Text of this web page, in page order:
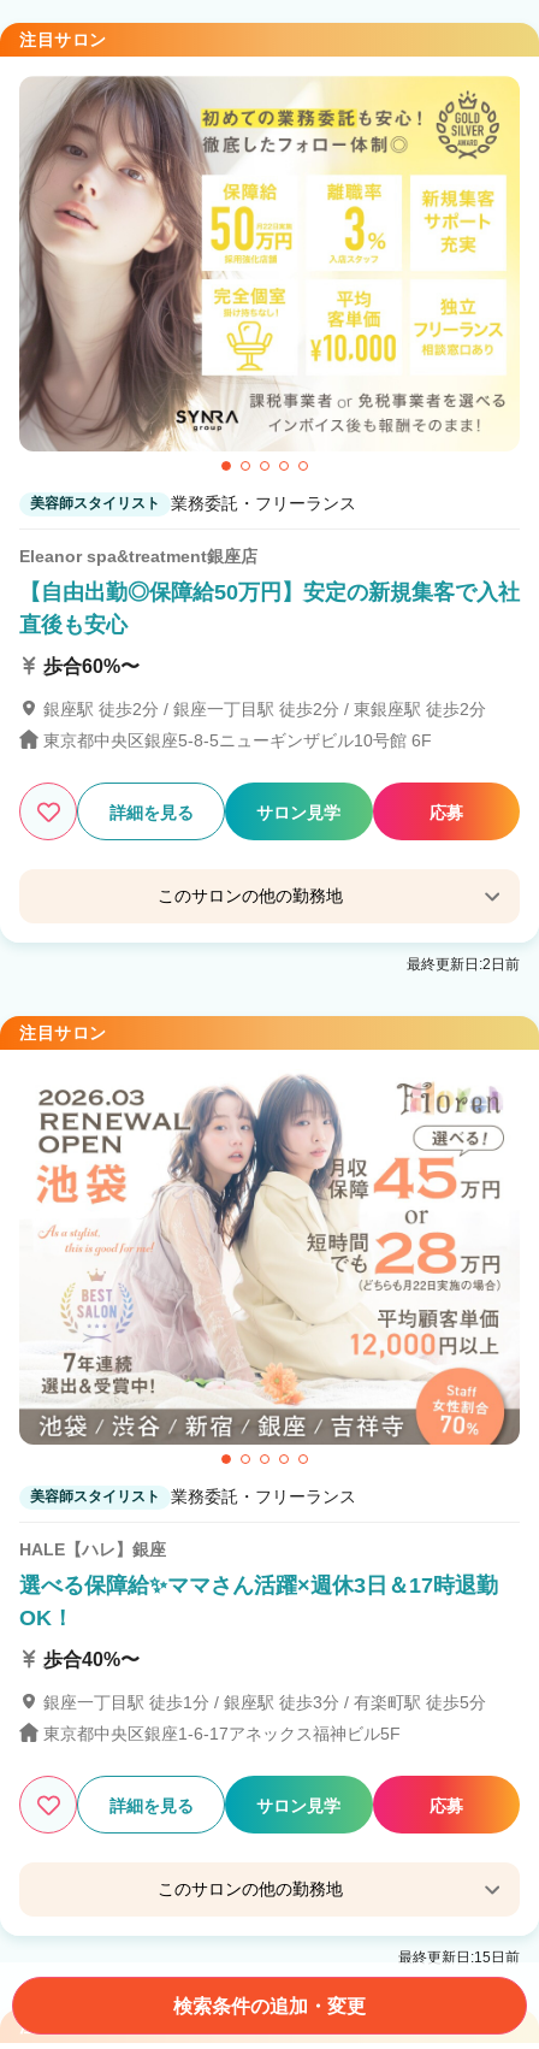
注目サロン
美容師スタイリスト 業務委託・フリーランス
Eleanor spa&treatment銀座店
【自由出勤◎保障給50万円】安定の新規集客で入社
直後も安心
歩合60%〜
銀座駅 徒歩2分 / 銀座一丁目駅 徒歩2分 / 東銀座駅 徒歩2分
東京都中央区銀座5-8-5ニューギンザビル10号館 6F
詳細を見る サロン見学 応募
このサロンの他の勤務地
Eleanor spa & treatment 銀座ANNEX
EMANON share salon【シェアサロン】銀座店
EMANON share salon【シェアサロン】銀座店
銀座一丁目駅 徒歩1分
最終更新日:2日前
注目サロン
美容師スタイリスト 業務委託・フリーランス
HALE【ハレ】銀座
選べる保障給✨ママさん活躍×週休3日＆17時退勤
OK！
歩合40%〜
銀座一丁目駅 徒歩1分 / 銀座駅 徒歩3分 / 有楽町駅 徒歩5分
東京都中央区銀座1-6-17アネックス福神ビル5F
詳細を見る サロン見学 応募
このサロンの他の勤務地
lore【ロア】銀座
銀座駅 徒歩0分
最終更新日:15日前
注目サロン
検索条件の追加・変更